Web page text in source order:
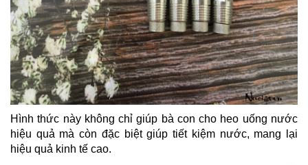
Hình thức này không chỉ giúp bà con cho heo uống nước
hiệu quả mà còn đặc biệt giúp tiết kiệm nước, mang lại
hiệu quả kinh tế cao.